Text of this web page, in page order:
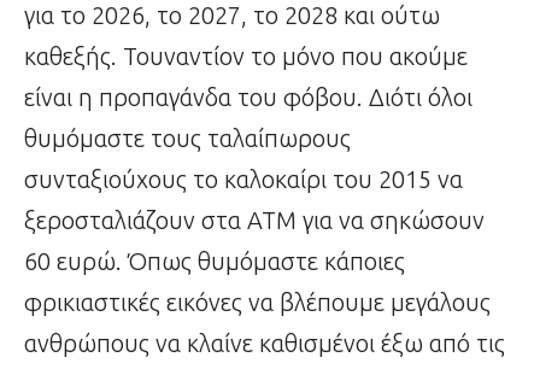
για το 2026, το 2027, το 2028 και ούτω
καθεξής. Τουναντίον το μόνο που ακούμε
είναι η προπαγάνδα του φόβου. Διότι όλοι
θυμόμαστε τους ταλαίπωρους
συνταξιούχους το καλοκαίρι του 2015 να
ξεροσταλιάζουν στα ΑΤΜ για να σηκώσουν
60 ευρώ. Όπως θυμόμαστε κάποιες
φρικιαστικές εικόνες να βλέπουμε μεγάλους
ανθρώπους να κλαίνε καθισμένοι έξω από τις